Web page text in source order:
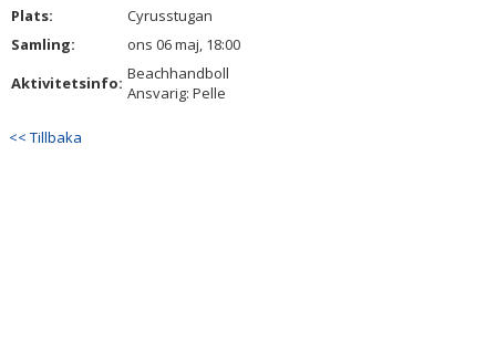
KALENDER
Plats:
Cyrusstugan
Samling:
ons 06 maj, 18:00
Aktivitetsinfo: Beachhandboll
Ansvarig: Pelle
<< Tillbaka